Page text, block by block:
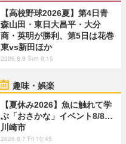
【高校野球2026夏】第4日青
森山田・東日大昌平・大分
商・英明が勝利、第5日は花巻
東vs新田ほか
2026.8.9 Sun 9:15
趣味・娯楽
【夏休み2026】魚に触れて学
ぶ「おさかな」イベント8/8…
川崎市
2026.8.7 Fri 10:45